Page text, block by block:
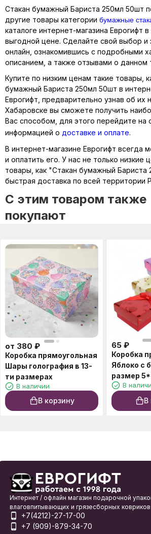
Стакан бумажный Бариста 250мл 50шт
другие товары категории бумажные
каталоге интернет-магазина Еврогифт
выгодной цене. Сделайте свой выбор и
онлайн, ознакомившись с подробными
описанием, а также отзывами о данном
Купите по низким ценам такие товары,
бумажный Бариста 250мл 50шт в
Еврогифт, предварительно узнав об их
Хабаровске вы сможете получить
Вас способом, для этого перейдите на
информацией о доставке и оплате.
В интернет-магазине Еврогифт всегда
и оплатить его. У нас не только низкие
товары, как "Стакан бумажный Бариста
быстрая доставка по всей территории
C этим товаром также
покупают
от 380 ₽
Коробка прямоугольная
Шары голография в 13-
ти размерах
В наличии
В корзину
65 ₽
Коробка
Яблоко с
размер
В
В
Интернет / офлайн магазин подарочной
влаговпитывающих и грязесборных
+7(4212)-27-17-00
+7 (909)-879-34-70